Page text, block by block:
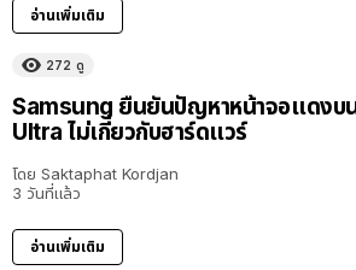
อ่านเพิ่มเติม
272 ดู
Samsung ยืนยันปัญหาหน้าจอแดงบ
Ultra ไม่เกี่ยวกับฮาร์ดแวร์
โดย Saktaphat Kordjan
3 วันที่แล้ว
อ่านเพิ่มเติม